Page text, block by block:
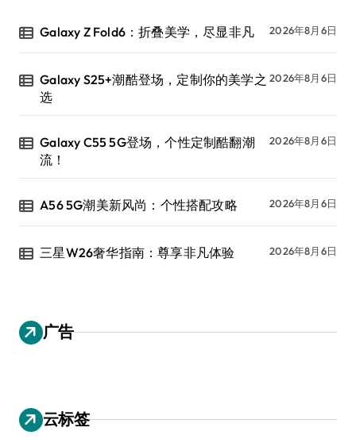
Galaxy Z Fold6：折叠美学，尽显非凡 2026年8月6日
Galaxy S25+潮酷登场，定制你的美学之
选
2026年8月6日
Galaxy C55 5G登场，个性定制酷翻潮
流！
2026年8月6日
A56 5G潮美新风尚：个性搭配攻略 2026年8月6日
三星W26奢华指南：尊享非凡体验 2026年8月6日
广告
云标签